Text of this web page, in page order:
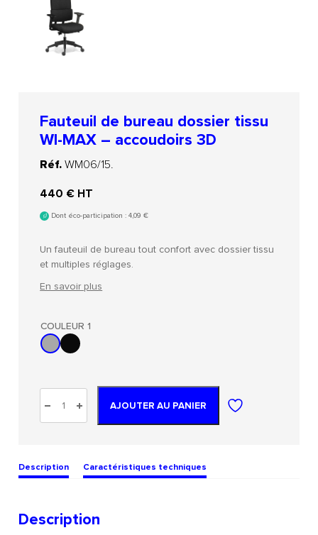
Fauteuil de bureau dossier tissu
WI-MAX – accoudoirs 3D
Réf.WM06/15.
440 € HT
Dont éco-participation :4,09€
Un fauteuil de bureau tout confort avec dossier tissu
et multiples réglages.
En savoir plus
COULEUR 1
AJOUTER AU PANIER
Description Caractéristiques techniques
Description